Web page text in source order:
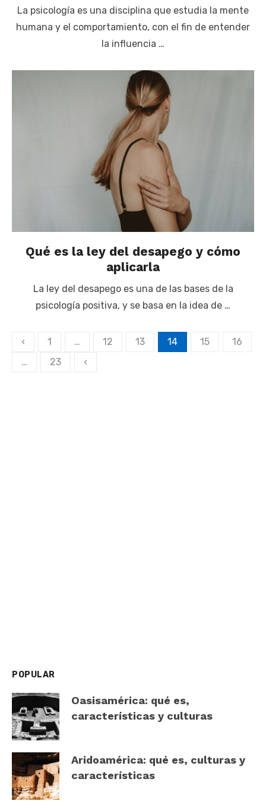
La psicología es una disciplina que estudia la mente
humana y el comportamiento, con el fin de entender
la influencia …
Qué es la ley del desapego y cómo
aplicarla
La ley del desapego es una de las bases de la
psicología positiva, y se basa en la idea de …
de
‹ 1 … 12 13 14 15
16
…
23 ‹
POPULAR
Oasisamérica: qué es,
características y culturas
Aridoamérica: qué es, culturas y
características